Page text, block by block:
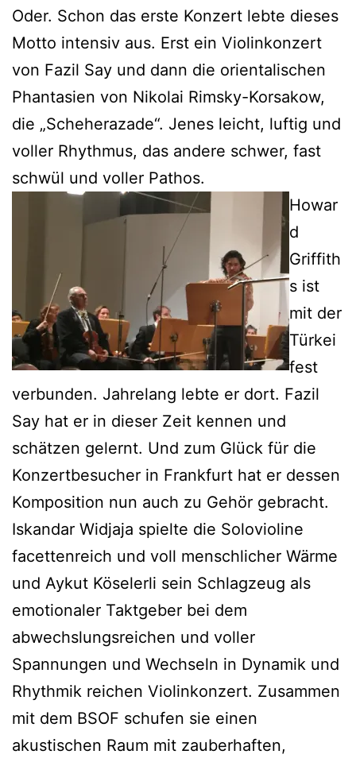
Oder. Schon das erste Konzert lebte dieses
Motto intensiv aus. Erst ein Violinkonzert
von Fazil Say und dann die orientalischen
Phantasien von Nikolai Rimsky-Korsakow,
die „Scheherazade“. Jenes leicht, luftig und
voller Rhythmus, das andere schwer, fast
schwül und voller Pathos.
Howar
d
Griffith
s ist
mit der
Türkei
fest
verbunden. Jahrelang lebte er dort. Fazil
Say hat er in dieser Zeit kennen und
schätzen gelernt. Und zum Glück für die
Konzertbesucher in Frankfurt hat er dessen
Komposition nun auch zu Gehör gebracht.
Iskandar Widjaja spielte die Solovioline
facettenreich und voll menschlicher Wärme
und Aykut Köselerli sein Schlagzeug als
emotionaler Taktgeber bei dem
abwechslungsreichen und voller
Spannungen und Wechseln in Dynamik und
Rhythmik reichen Violinkonzert. Zusammen
mit dem BSOF schufen sie einen
akustischen Raum mit zauberhaften,